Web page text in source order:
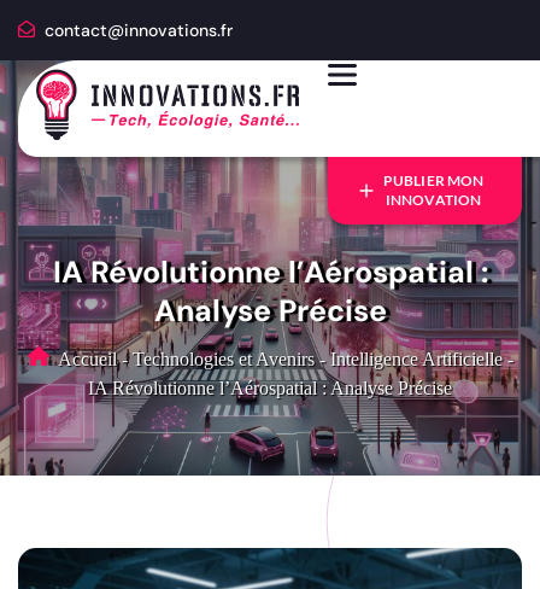
contact@innovations.fr
PUBLIER MON
INNOVATION
IA Révolutionne l’Aérospatial :
Analyse Précise
Accueil - Technologies et Avenirs - Intelligence Artificielle -
IA Révolutionne l’Aérospatial : Analyse Précise